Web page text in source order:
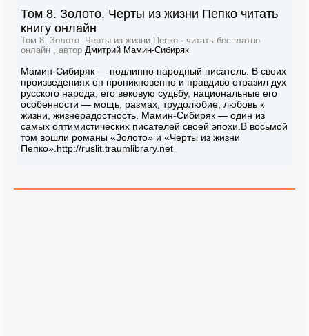
Том 8. Золото. Черты из жизни Пепко читать
книгу онлайн
Том 8. Золото. Черты из жизни Пепко - читать бесплатно
онлайн , автор Дмитрий Мамин-Сибиряк
Мамин-Сибиряк — подлинно народный писатель. В своих
произведениях он проникновенно и правдиво отразил дух
русского народа, его вековую судьбу, национальные его
особенности — мощь, размах, трудолюбие, любовь к
жизни, жизнерадостность. Мамин-Сибиряк — один из
самых оптимистических писателей своей эпохи.В восьмой
том вошли романы «Золото» и «Черты из жизни
Пепко».http://ruslit.traumlibrary.net